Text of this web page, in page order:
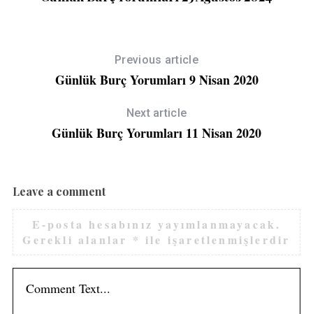
Previous article
Günlük Burç Yorumları 9 Nisan 2020
Next article
Günlük Burç Yorumları 11 Nisan 2020
Leave a comment
E-posta hesabınız yayımlanmayacak.
Gerekli alanlar * ile işaretlenmişlerdir